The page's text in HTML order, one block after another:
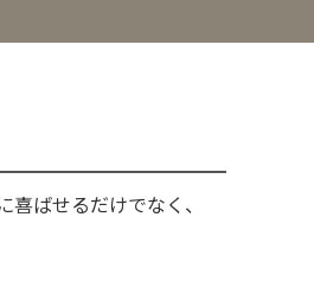
ばせるだけでなく、